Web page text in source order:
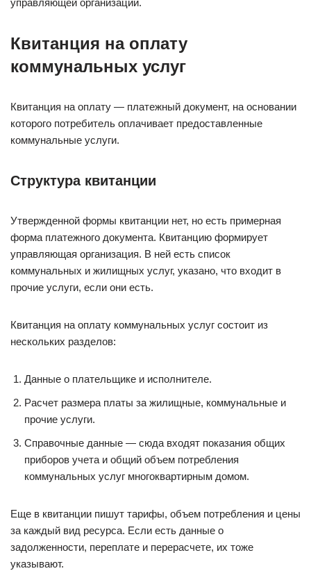
управляющей организации.
Квитанция на оплату
коммунальных услуг
Квитанция на оплату — платежный документ, на основании
которого потребитель оплачивает предоставленные
коммунальные услуги.
Структура квитанции
Утвержденной формы квитанции нет, но есть примерная
форма платежного документа. Квитанцию формирует
управляющая организация. В ней есть список
коммунальных и жилищных услуг, указано, что входит в
прочие услуги, если они есть.
Квитанция на оплату коммунальных услуг состоит из
нескольких разделов:
Данные о плательщике и исполнителе.
Расчет размера платы за жилищные, коммунальные и
прочие услуги.
Справочные данные — сюда входят показания общих
приборов учета и общий объем потребления
коммунальных услуг многоквартирным домом.
Еще в квитанции пишут тарифы, объем потребления и цены
за каждый вид ресурса. Если есть данные о
задолженности, переплате и перерасчете, их тоже
указывают.